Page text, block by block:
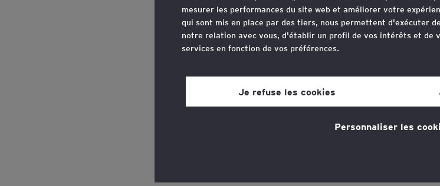
mesurer les performances du site web et améliorer votre
qui sont mis en place par des tiers, nous permettent d'exécuter
notre relation avec vous, d'établir un profil de vos intérêts et de
services en fonction de vos préférences.
site web, grâce à un lien dans la politique en matière de cookies,
politique en matière de cookiespour plus
Je refuse les cookies
Personnaliser les